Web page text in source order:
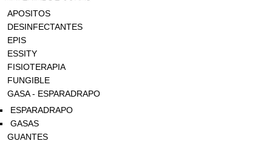
APOSITOS
DESINFECTANTES
EPIS
ESSITY
FISIOTERAPIA
FUNGIBLE
GASA - ESPARADRAPO
ESPARADRAPO
GASAS
GUANTES